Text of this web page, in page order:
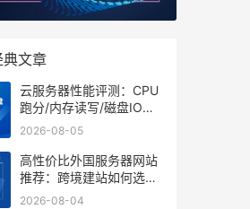
文章
云服务器性能评测：CPU
跑分/内存读写/磁盘IO实
测数据
2026-08-05
高性价比外国服务器网站
推荐：跨境建站如何选到
靠谱又省钱的方案？
2026-08-04